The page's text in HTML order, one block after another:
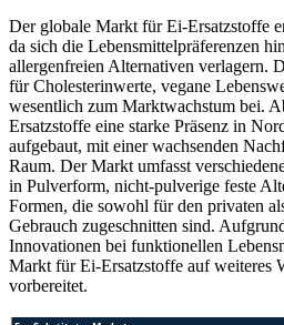
Der globale Markt für Ei-Ersatzstoffe
da sich die Lebensmittelpräferenzen
allergenfreien Alternativen verlagern.
für Cholesterinwerte, vegane
wesentlich zum Marktwachstum bei.
Ersatzstoffe eine starke Präsenz in
aufgebaut, mit einer wachsenden
Raum. Der Markt umfasst
in Pulverform, nicht-pulverige feste
Formen, die sowohl für den privaten
Gebrauch zugeschnitten sind.
Innovationen bei funktionellen
Markt für Ei-Ersatzstoffe auf weiteres
vorbereitet.